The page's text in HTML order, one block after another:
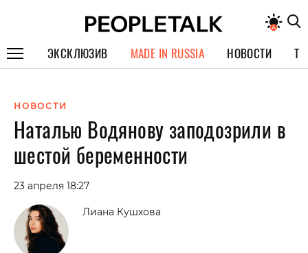
ЭКСКЛЮЗИВ
СПЕЦПРОЕКТЫ
ИНТЕРВЬЮ
ПОКОЛЕНИЕ
MADE IN RUSSIA НОВОСТИ
НОВОСТИ
Наталью Водянову заподозрили в
шестой беременности
23 апреля 18:27
Лиана Кушхова